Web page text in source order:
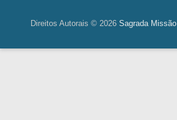
Direitos Autorais © 2026 Sagrada Missão